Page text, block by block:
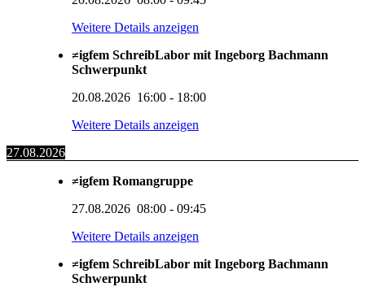
Weitere Details anzeigen
≠igfem SchreibLabor mit Ingeborg Bachmann
Schwerpunkt
20.08.2026 16:00 - 18:00
Weitere Details anzeigen
27.08.2026
≠igfem Romangruppe
27.08.2026 08:00 - 09:45
Weitere Details anzeigen
≠igfem SchreibLabor mit Ingeborg Bachmann
Schwerpunkt